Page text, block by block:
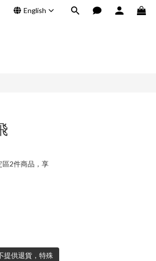
English
區2件商品，享
提供退貨，特殊
BUY NOW